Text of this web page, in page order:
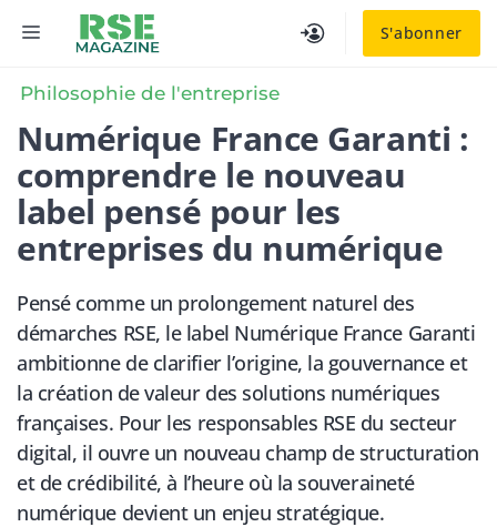
S'abonner
MENU
Philosophie de l'entreprise
Numérique France Garanti :
comprendre le nouveau
label pensé pour les
entreprises du numérique
Pensé comme un prolongement naturel des
démarches RSE, le label Numérique France Garanti
ambitionne de clarifier l’origine, la gouvernance et
la création de valeur des solutions numériques
françaises. Pour les responsables RSE du secteur
digital, il ouvre un nouveau champ de structuration
et de crédibilité, à l’heure où la souveraineté
numérique devient un enjeu stratégique.